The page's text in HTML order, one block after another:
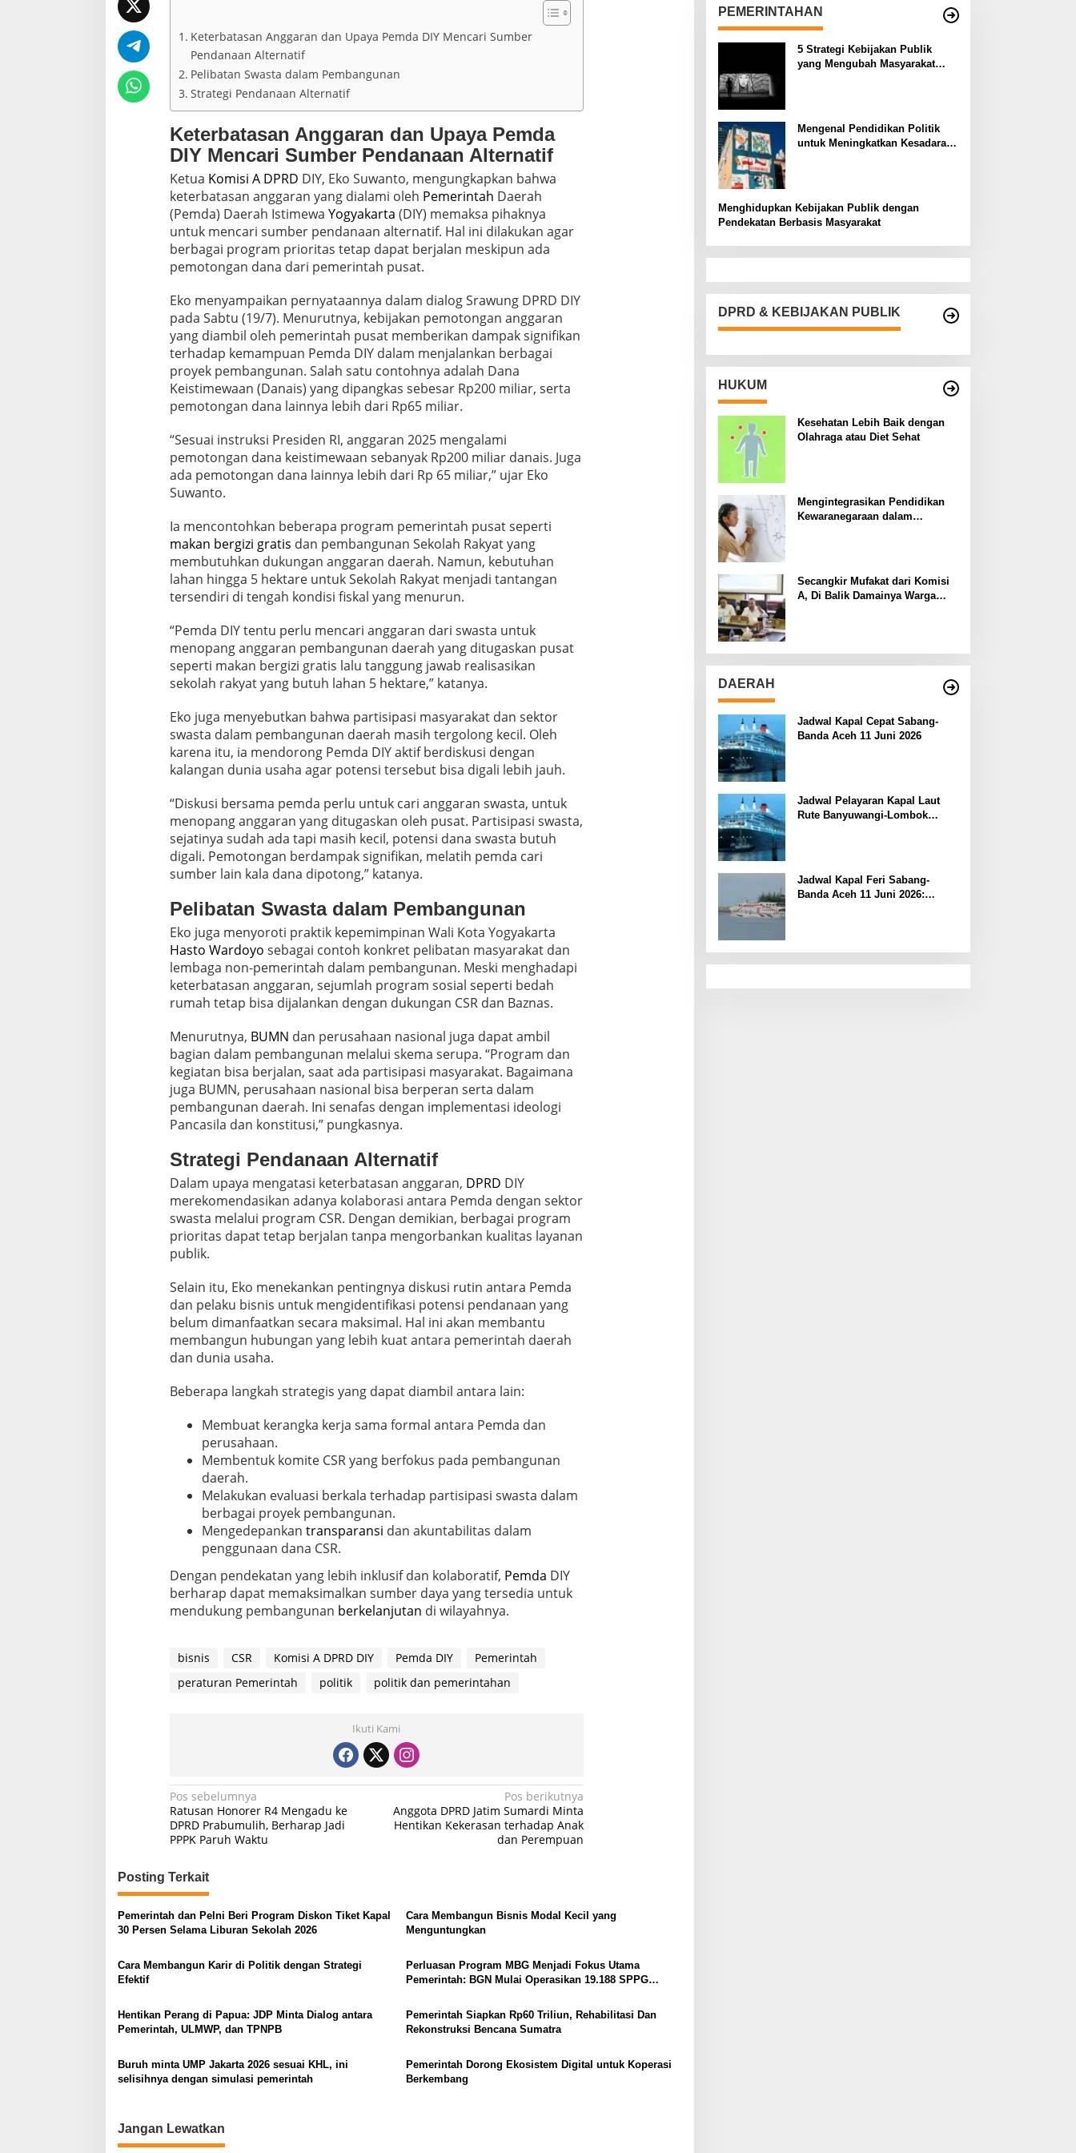
b
t
a
n
S
w
a
s
t
a
M
e
l
l
i
C
S
R
Keterbatasan Anggaran dan Upaya Pemda DIY Mencari Sumber
Pendanaan Alternatif
Pelibatan Swasta dalam Pembangunan
Strategi Pendanaan Alternatif
Keterbatasan Anggaran dan Upaya Pemda
DIY Mencari Sumber Pendanaan Alternatif
Ketua Komisi A DPRD DIY, Eko Suwanto, mengungkapkan bahwa
keterbatasan anggaran yang dialami oleh Pemerintah Daerah
(Pemda) Daerah Istimewa Yogyakarta (DIY) memaksa pihaknya
untuk mencari sumber pendanaan alternatif. Hal ini dilakukan agar
berbagai program prioritas tetap dapat berjalan meskipun ada
pemotongan dana dari pemerintah pusat.
Eko menyampaikan pernyataannya dalam dialog Srawung DPRD DIY
pada Sabtu (19/7). Menurutnya, kebijakan pemotongan anggaran
yang diambil oleh pemerintah pusat memberikan dampak signifikan
terhadap kemampuan Pemda DIY dalam menjalankan berbagai
proyek pembangunan. Salah satu contohnya adalah Dana
Keistimewaan (Danais) yang dipangkas sebesar Rp200 miliar, serta
pemotongan dana lainnya lebih dari Rp65 miliar.
“Sesuai instruksi Presiden RI, anggaran 2025 mengalami
pemotongan dana keistimewaan sebanyak Rp200 miliar danais. Juga
ada pemotongan dana lainnya lebih dari Rp 65 miliar,” ujar Eko
Suwanto.
Ia mencontohkan beberapa program pemerintah pusat seperti
makan bergizi gratis dan pembangunan Sekolah Rakyat yang
membutuhkan dukungan anggaran daerah. Namun, kebutuhan
lahan hingga 5 hektare untuk Sekolah Rakyat menjadi tantangan
tersendiri di tengah kondisi fiskal yang menurun.
“Pemda DIY tentu perlu mencari anggaran dari swasta untuk
menopang anggaran pembangunan daerah yang ditugaskan pusat
seperti makan bergizi gratis lalu tanggung jawab realisasikan
sekolah rakyat yang butuh lahan 5 hektare,” katanya.
Eko juga menyebutkan bahwa partisipasi masyarakat dan sektor
swasta dalam pembangunan daerah masih tergolong kecil. Oleh
karena itu, ia mendorong Pemda DIY aktif berdiskusi dengan
kalangan dunia usaha agar potensi tersebut bisa digali lebih jauh.
“Diskusi bersama pemda perlu untuk cari anggaran swasta, untuk
menopang anggaran yang ditugaskan oleh pusat. Partisipasi swasta,
sejatinya sudah ada tapi masih kecil, potensi dana swasta butuh
digali. Pemotongan berdampak signifikan, melatih pemda cari
sumber lain kala dana dipotong,” katanya.
Pelibatan Swasta dalam Pembangunan
Eko juga menyoroti praktik kepemimpinan Wali Kota Yogyakarta
Hasto Wardoyo sebagai contoh konkret pelibatan masyarakat dan
lembaga non-pemerintah dalam pembangunan. Meski menghadapi
keterbatasan anggaran, sejumlah program sosial seperti bedah
rumah tetap bisa dijalankan dengan dukungan CSR dan Baznas.
Menurutnya, BUMN dan perusahaan nasional juga dapat ambil
bagian dalam pembangunan melalui skema serupa. “Program dan
kegiatan bisa berjalan, saat ada partisipasi masyarakat. Bagaimana
juga BUMN, perusahaan nasional bisa berperan serta dalam
pembangunan daerah. Ini senafas dengan implementasi ideologi
Pancasila dan konstitusi,” pungkasnya.
Strategi Pendanaan Alternatif
Dalam upaya mengatasi keterbatasan anggaran, DPRD DIY
merekomendasikan adanya kolaborasi antara Pemda dengan sektor
swasta melalui program CSR. Dengan demikian, berbagai program
prioritas dapat tetap berjalan tanpa mengorbankan kualitas layanan
publik.
Selain itu, Eko menekankan pentingnya diskusi rutin antara Pemda
dan pelaku bisnis untuk mengidentifikasi potensi pendanaan yang
belum dimanfaatkan secara maksimal. Hal ini akan membantu
membangun hubungan yang lebih kuat antara pemerintah daerah
dan dunia usaha.
Beberapa langkah strategis yang dapat diambil antara lain:
Membuat kerangka kerja sama formal antara Pemda dan
perusahaan.
Membentuk komite CSR yang berfokus pada pembangunan
daerah.
Melakukan evaluasi berkala terhadap partisipasi swasta dalam
berbagai proyek pembangunan.
Mengedepankan transparansi dan akuntabilitas dalam
penggunaan dana CSR.
Dengan pendekatan yang lebih inklusif dan kolaboratif, Pemda DIY
berharap dapat memaksimalkan sumber daya yang tersedia untuk
mendukung pembangunan berkelanjutan di wilayahnya.
bisnis CSR Komisi A DPRD DIY Pemda DIY
Pemerintah
peraturan Pemerintah
politik politik dan pemerintahan
Ikuti Kami
N
a
v
i
g
a
s
i
s
Pos sebelumnya
Ratusan Honorer R4 Mengadu ke
DPRD Prabumulih, Berharap Jadi
PPPK Paruh Waktu
Pos berikutnya
Anggota DPRD Jatim Sumardi Minta
Hentikan Kekerasan terhadap Anak
dan Perempuan
Posting Terkait
Pemerintah dan Pelni Beri Program Diskon Tiket Kapal
30 Persen Selama Liburan Sekolah 2026
Cara Membangun Bisnis Modal Kecil yang
Menguntungkan
Cara Membangun Karir di Politik dengan Strategi
Efektif
Perluasan Program MBG Menjadi Fokus Utama
Pemerintah: BGN Mulai Operasikan 19.188 SPPG
Hentikan Perang di Papua: JDP Minta Dialog antara
Pemerintah, ULMWP, dan TPNPB
Pemerintah Siapkan Rp60 Triliun, Rehabilitasi Dan
Rekonstruksi Bencana Sumatra
Buruh minta UMP Jakarta 2026 sesuai KHL, ini
selisihnya dengan simulasi pemerintah
Pemerintah Dorong Ekosistem Digital untuk Koperasi
Berkembang
Jangan Lewatkan
PEMERINTAHAN
5 Strategi Kebijakan Publik
yang Mengubah Masyarakat
Mengenal Pendidikan Politik
untuk Meningkatkan Kesadaran
Menghidupkan Kebijakan Publik dengan
Pendekatan Berbasis Masyarakat
DPRD & KEBIJAKAN PUBLIK
HUKUM
Kesehatan Lebih Baik dengan
Olahraga atau Diet Sehat
Mengintegrasikan Pendidikan
Kewaranegaraan dalam
Secangkir Mufakat dari Komisi
A, Di Balik Damainya Warga
DAERAH
Jadwal Kapal Cepat Sabang-
Banda Aceh 11 Juni 2026
Jadwal Pelayaran Kapal Laut
Rute Banyuwangi-Lombok
Jadwal Kapal Feri Sabang-
Banda Aceh 11 Juni 2026: